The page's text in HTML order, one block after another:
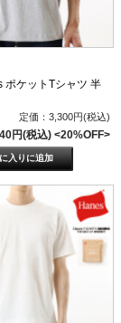
ポケットTシャツ 半
定価：3,300円(税込)
円(税込) <20%OFF>